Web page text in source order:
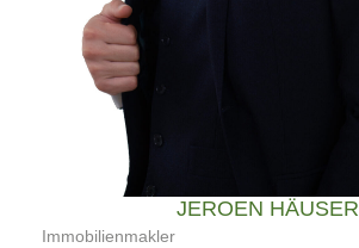
JEROEN HÄUSER
Immobilienmakler